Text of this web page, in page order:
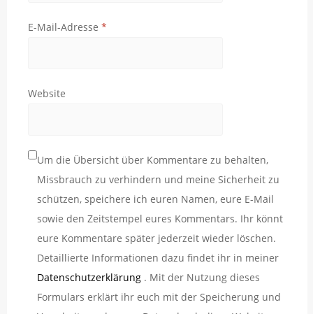
E-Mail-Adresse *
Website
Um die Übersicht über Kommentare zu behalten,
Missbrauch zu verhindern und meine Sicherheit zu
schützen, speichere ich euren Namen, eure E-Mail
sowie den Zeitstempel eures Kommentars. Ihr könnt
eure Kommentare später jederzeit wieder löschen.
Detaillierte Informationen dazu findet ihr in meiner
Datenschutzerklärung . Mit der Nutzung dieses
Formulars erklärt ihr euch mit der Speicherung und